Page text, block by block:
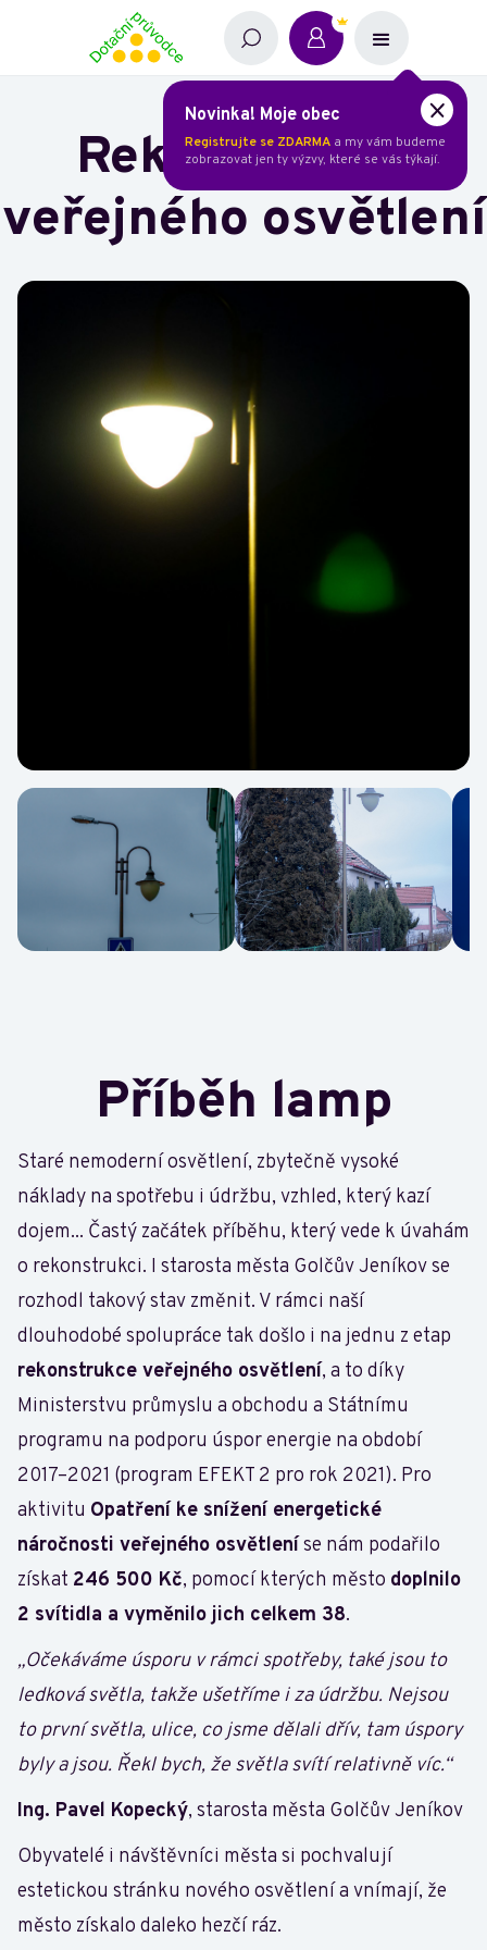
Novinka! Moje obec
Registrujte se ZDARMA a my vám budeme
zobrazovat jen ty výzvy, které se vás týkají.
Rekonstrukce
veřejného osvětlení
Příběh lamp
Staré nemoderní osvětlení, zbytečně vysoké
náklady na spotřebu i údržbu, vzhled, který kazí
dojem... Častý začátek příběhu, který vede k úvahám
o rekonstrukci. I starosta města Golčův Jeníkov se
rozhodl takový stav změnit. V rámci naší
dlouhodobé spolupráce tak došlo i na jednu z etap
rekonstrukce veřejného osvětlení, a to díky
Ministerstvu průmyslu a obchodu a Státnímu
programu na podporu úspor energie na období
2017–2021 (program EFEKT 2 pro rok 2021). Pro
aktivitu Opatření ke snížení energetické
náročnosti veřejného osvětleníse nám podařilo
získat 246 500 Kč, pomocí kterých město doplnilo
2 svítidla a vyměnilo jich celkem 38.
„Očekáváme úsporu v rámci spotřeby, také jsou to
ledková světla, takže ušetříme i za údržbu. Nejsou
to první světla, ulice, co jsme dělali dřív, tam úspory
byly a jsou. Řekl bych, že světla svítí relativně víc.“
Ing. Pavel Kopecký, starosta města Golčův Jeníkov
Obyvatelé i návštěvníci města si pochvalují
estetickou stránku nového osvětlení a vnímají, že
město získalo daleko hezčí ráz.